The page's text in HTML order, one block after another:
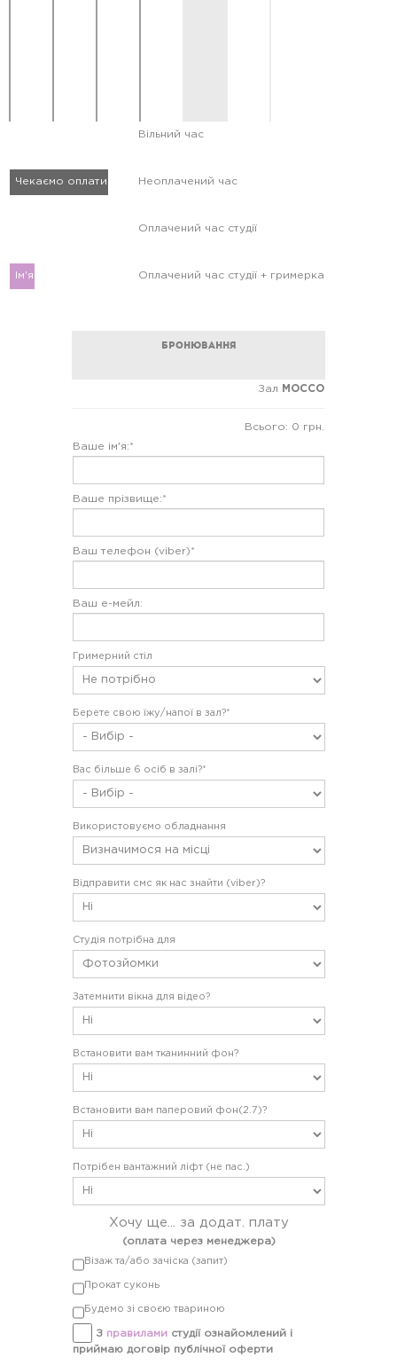
Вільний час
Чекаємо оплати Неоплачений час
Оплачений час студії
Ім'я Оплачений час студії + гримерка
Бронювання
Зал MOCCO
Всього: 0 грн.
Ваше ім'я:*
Ваше прізвище:*
Ваш телефон (viber)*
Ваш е-мейл:
Гримерний стіл
Берете свою їжу/напої в зал?*
Вас більше 6 осіб в залі?*
Використовуємо обладнання
Відправити смс як нас знайти (viber)?
Студія потрібна для
Затемнити вікна для відео?
Встановити вам тканинний фон?
Встановити вам паперовий фон(2.7)?
Потрібен вантажний ліфт (не пас.)
Хочу ще... за додат. плату
(оплата через менеджера)
Візаж та/або зачіска (запит)
Прокат суконь
Будемо зі своєю твариною
З правиламистудії ознайомлений і
приймаю договір публічної оферти